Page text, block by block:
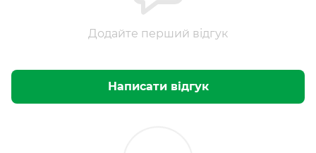
Додайте перший відгук
Написати відгук